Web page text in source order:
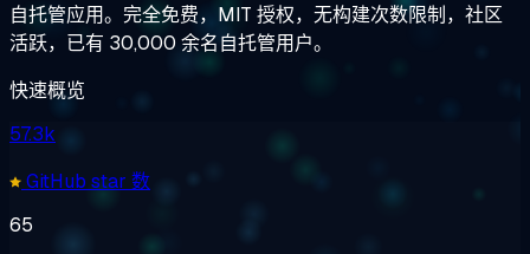
自托管应用。完全免费，MIT 授权，无构建次数限制，社区
活跃，已有 30,000 余名自托管用户。
快速概览
57.3k
GitHub star 数
65